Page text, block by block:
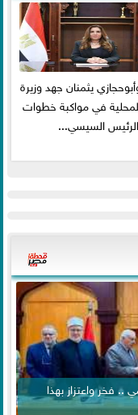
يثمنان جهد وزيرة
في مواكبة خطوات
الرئيس السيسي...
.. فخر واعتزاز بهذا